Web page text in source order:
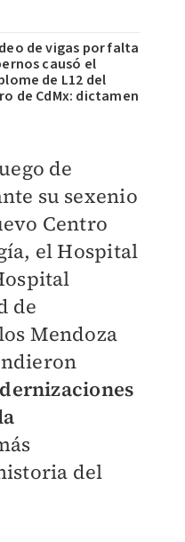
de vigas por falta
causó el
de L12 del
de CdMx: dictamen
de
su sexenio
Centro
el Hospital
de
Mendoza
del